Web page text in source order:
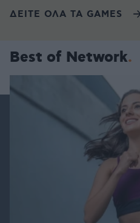
ΔΕΙΤΕ ΟΛΑ ΤΑ GAMES
Best of Network